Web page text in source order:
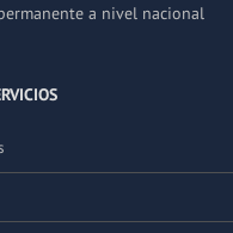
a nivel nacional